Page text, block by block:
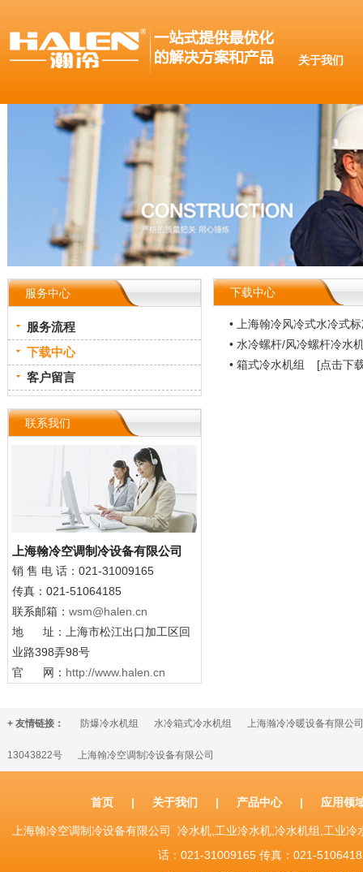
关于我们
服务中心
服务流程
下载中心
客户留言
联系我们
上海翰冷空调制冷设备有限公司
销 售 电 话：021-31009165
传真：021-51064185
联系邮箱： wsm@halen.cn
地 址：上海市松江出口加工区回
业路398弄98号
官 网： http://www.halen.cn
下载中心
• 上海翰冷风冷式水冷式
• 水冷螺杆/风冷螺杆冷水
• 箱式冷水机组
[点击下
+ 友情链接： 防爆冷水机组 水冷箱式冷水机组 上海瀚冷冷暖设备有限公司
13043822号 上海翰冷空调制冷设备有限公司
首页 | 关于我们 | 产品中心 | 应用领
上海翰冷空调制冷设备有限公司 冷水机,工业冷水机,冷水机组,工
话：021-31009165 传真：021-